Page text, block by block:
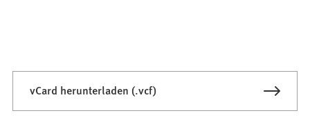
vCard herunterladen (.vcf)